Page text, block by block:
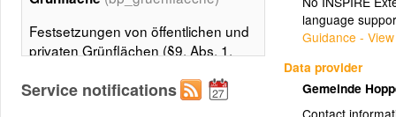
language
Guidance -
Data provider
Gemeinde
Festsetzungen von öffentlichen und
privaten Grünflächen (§9, Abs. 1,
die Kleintierhaltung (§9, Abs. 1, Nr.
Service notifications